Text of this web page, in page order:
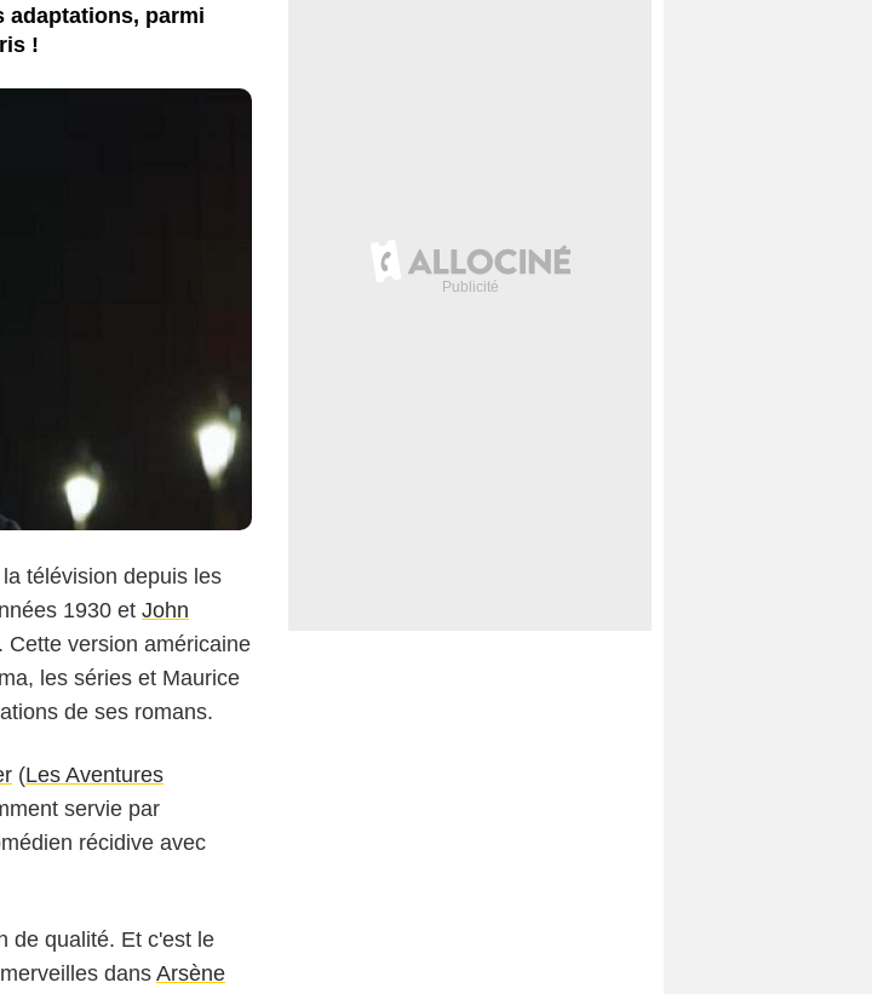
adaptations, parmi
!
télévision depuis les
1930 et John
Cette version américaine
les séries et Maurice
de ses romans.
(Les Aventures
servie par
récidive avec
de qualité. Et c'est le
dansArsène